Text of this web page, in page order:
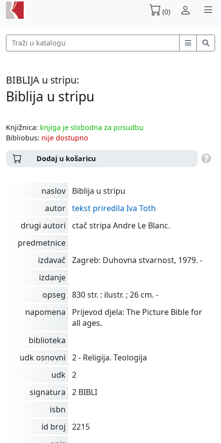
(0)
BIBLIJA u stripu:
Biblija u stripu
Knjižnica: knjiga je slobodna za posudbu
Bibliobus: nije dostupno
Dodaj u košaricu
naslov
Biblija u stripu
autor tekst priredila Iva Toth
drugi autori
ctač stripa Andre Le Blanc.
predmetnice
izdavač
Zagreb: Duhovna stvarnost, 1979. -
izdanje
opseg
830 str. : ilustr. ; 26 cm. -
napomena
Prijevod djela: The Picture Bible for
all ages.
biblioteka
udk osnovni
2 - Religija. Teologija
udk 2
signatura
2 BIBLI
isbn
id broj
2215